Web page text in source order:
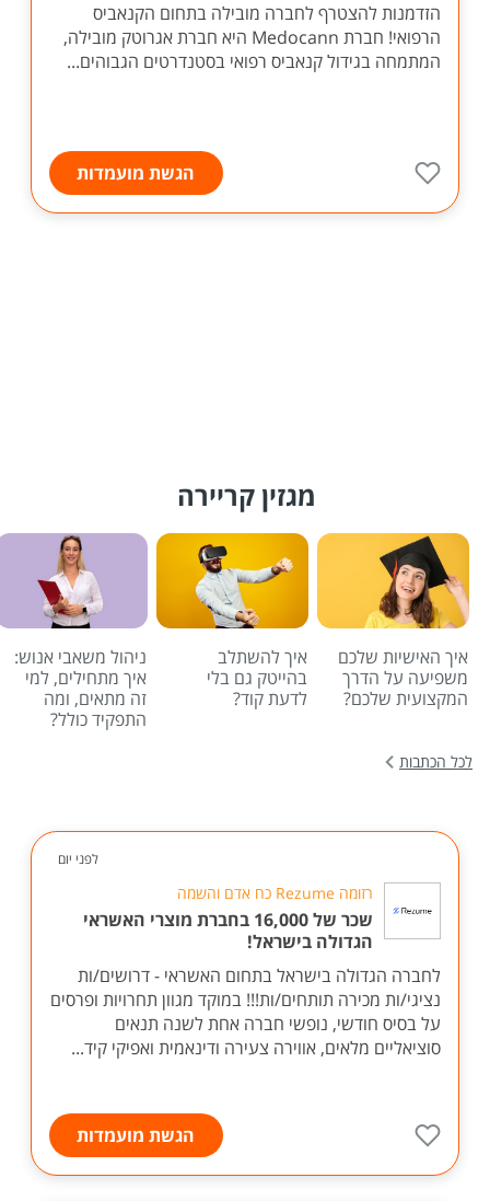
הזדמנות להצטרף לחברה מובילה בתחום הקנאביס
הרפואי! חברת Medocann היא חברת אגרוטק מובילה,
המתמחה בגידול קנאביס רפואי בסטנדרטים הגבוהים...
הגשת מועמדות
מגזין קריירה
איך האישיות שלכם
משפיעה על הדרך
המקצועית שלכם?
איך להשתלב
בהייטק גם בלי
לדעת קוד?
ניהול משאבי אנוש:
איך מתחילים, למי
זה מתאים, ומה
התפקיד כולל?
לכל הכתבות
לפני יום
רזומה Rezume כח אדם והשמה
שכר של 16,000 בחברת מוצרי האשראי
הגדולה בישראל!
לחברה הגדולה בישראל בתחום האשראי - דרושים/ות
נציגי/ות מכירה תותחים/ות!!! במוקד מגוון תחרויות ופרסים
על בסיס חודשי, נופשי חברה אחת לשנה תנאים
סוציאליים מלאים, אווירה צעירה ודינאמית ואפיקי קיד...
הגשת מועמדות